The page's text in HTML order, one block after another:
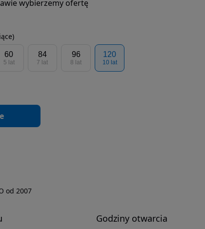
wybierzemy ofertę
60
5 lat
84
7 lat
96
8 lat
120
10 lat
od 2007
Godziny otwarcia